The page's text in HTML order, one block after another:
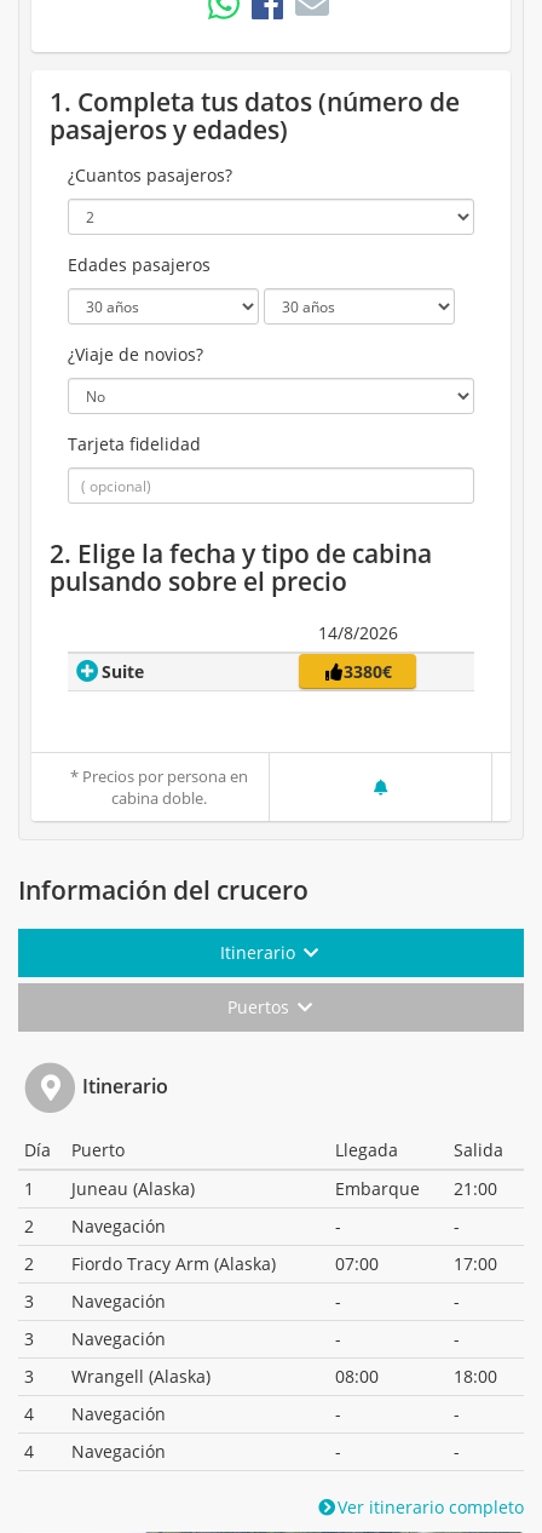
1. Completa tus datos (número de
pasajeros y edades)
¿Cuantos pasajeros?
Edades pasajeros
¿Viaje de novios?
Tarjeta fidelidad
2. Elige la fecha y tipo de cabina
pulsando sobre el precio
14/8/2026
Suite
3380€
* Precios por persona en
cabina doble.
Información del crucero
Itinerario
Puertos
Itinerario
Día Puerto Llegada
Salida
1
Juneau (Alaska) Embarque
21:00
2
Navegación -
-
2
Fiordo Tracy Arm (Alaska) 07:00
17:00
3
Navegación -
-
3
Navegación -
-
3
Wrangell (Alaska) 08:00
18:00
4
Navegación -
-
4
Navegación - -
Ver itinerario completo